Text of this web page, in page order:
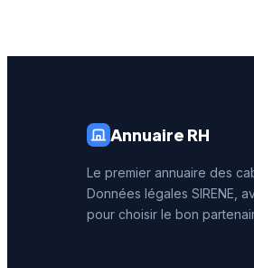
Annuaire RH
Le premier annuaire des
Données légales SIRENE,
pour choisir le bon